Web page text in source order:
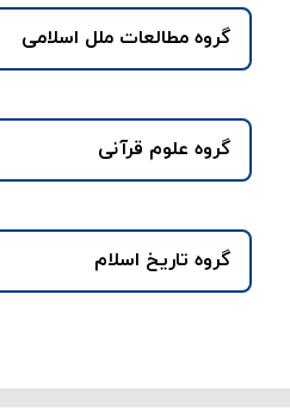
گروه مطالعات ملل اسلامی
گروه علوم قرآنی
گروه تاریخ اسلام